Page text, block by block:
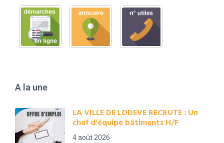
A la une
LA VILLE DE LODEVE RECRUTE : Un
chef d’équipe bâtiments H/F
4 août 2026